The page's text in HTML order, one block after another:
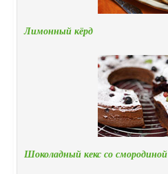
Лимонный кёрд
Шоколадный кекс со смородиной